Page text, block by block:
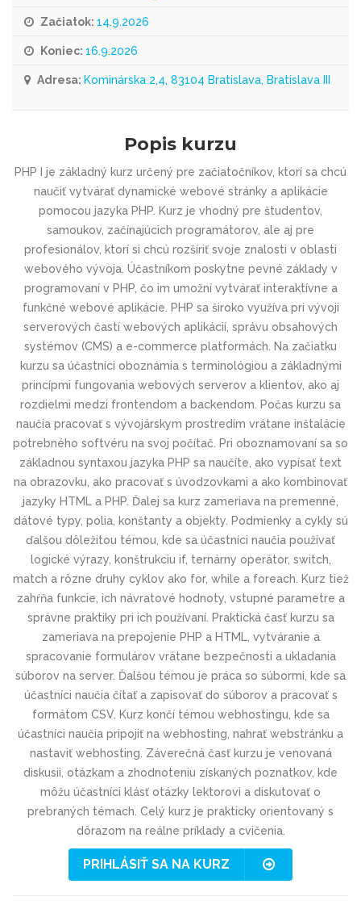
Začiatok: 14.9.2026
Koniec: 16.9.2026
Adresa: Kominárska 2,4, 83104 Bratislava, Bratislava III
Popis kurzu
PHP I je základný kurz určený pre začiatočníkov, ktorí sa chcú
naučiť vytvárať dynamické webové stránky a aplikácie
pomocou jazyka PHP. Kurz je vhodný pre študentov,
samoukov, začínajúcich programátorov, ale aj pre
profesionálov, ktorí si chcú rozšíriť svoje znalosti v oblasti
webového vývoja. Účastníkom poskytne pevné základy v
programovaní v PHP, čo im umožní vytvárať interaktívne a
funkčné webové aplikácie. PHP sa široko využíva pri vývoji
serverových častí webových aplikácií, správu obsahových
systémov (CMS) a e-commerce platformách. Na začiatku
kurzu sa účastníci oboznámia s terminológiou a základnými
princípmi fungovania webových serverov a klientov, ako aj
rozdielmi medzi frontendom a backendom. Počas kurzu sa
naučia pracovať s vývojárskym prostredím vrátane inštalácie
potrebného softvéru na svoj počítač. Pri oboznamovaní sa so
základnou syntaxou jazyka PHP sa naučíte, ako vypísať text
na obrazovku, ako pracovať s úvodzovkami a ako kombinovať
jazyky HTML a PHP. Ďalej sa kurz zameriava na premenné,
dátové typy, polia, konštanty a objekty. Podmienky a cykly sú
ďalšou dôležitou témou, kde sa účastníci naučia používať
logické výrazy, konštrukciu if, ternárny operátor, switch,
match a rôzne druhy cyklov ako for, while a foreach. Kurz tiež
zahŕňa funkcie, ich návratové hodnoty, vstupné parametre a
správne praktiky pri ich používaní. Praktická časť kurzu sa
zameriava na prepojenie PHP a HTML, vytváranie a
spracovanie formulárov vrátane bezpečnosti a ukladania
súborov na server. Ďalšou témou je práca so súbormi, kde sa
účastníci naučia čítať a zapisovať do súborov a pracovať s
formátom CSV. Kurz končí témou webhostingu, kde sa
účastníci naučia pripojiť na webhosting, nahrať webstránku a
nastaviť webhosting. Záverečná časť kurzu je venovaná
diskusii, otázkam a zhodnoteniu získaných poznatkov, kde
môžu účastníci klásť otázky lektorovi a diskutovať o
prebraných témach. Celý kurz je prakticky orientovaný s
dôrazom na reálne príklady a cvičenia.
PRIHLÁSIŤ SA NA KURZ